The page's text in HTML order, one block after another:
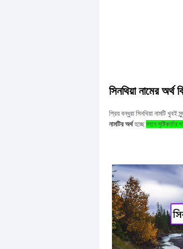
সিনথিয়া নামের অর্থ
প্রিয় বন্ধুরা সিনথিয়া নামটি খুবই
নামটির অর্থহচ্ছেমহান সৃষ্টিকর্তার